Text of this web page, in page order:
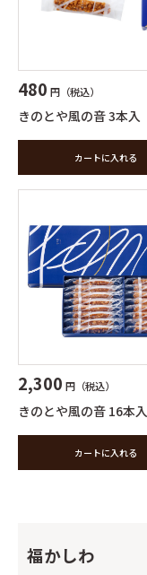
480 円（税込）
きのとや風の音 3本入
カートに入れる
2,300 円（税込）
きのとや風の音 16本入
カートに入れる
福かしわ